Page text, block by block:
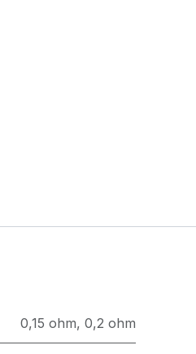
0,15 ohm, 0,2 ohm